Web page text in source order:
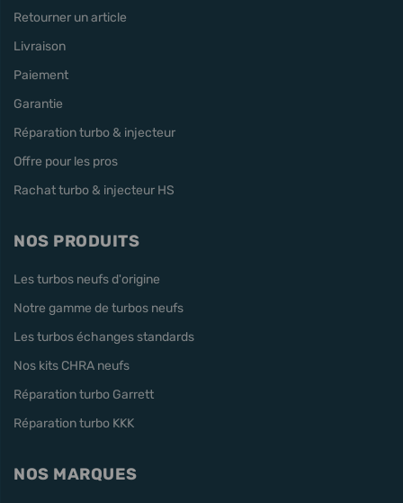
Retourner un article
Livraison
Paiement
Garantie
Réparation turbo & injecteur
Offre pour les pros
Rachat turbo & injecteur HS
NOS PRODUITS
Les turbos neufs d'origine
Notre gamme de turbos neufs
Les turbos échanges standards
Nos kits CHRA neufs
Réparation turbo Garrett
Réparation turbo KKK
NOS MARQUES